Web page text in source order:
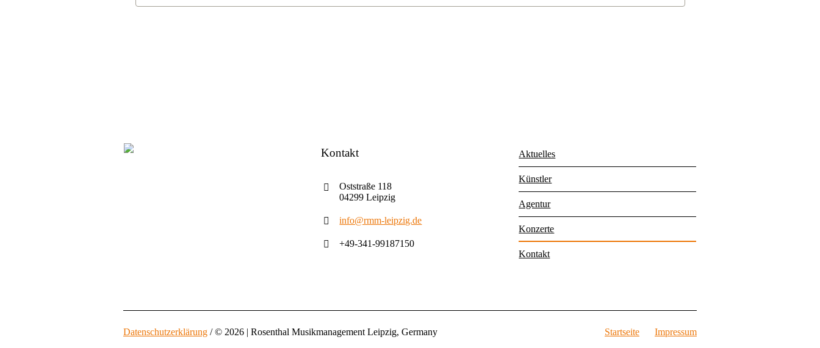
Kontakt
Oststraße 118
04299 Leipzig
info@rmm-leipzig.de
+49-341-99187150
Aktuelles
Künstler
Agentur
Konzerte
Kontakt
Startseite Impressum
Datenschutzerklärung / © 2026 | Rosenthal Musikmanagement Leipzig, Germany